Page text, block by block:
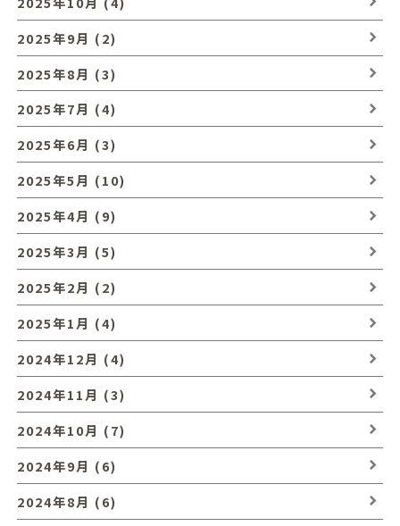
2025年9月 (2)
2025年8月 (3)
2025年7月 (4)
2025年6月 (3)
2025年5月 (10)
2025年4月 (9)
2025年3月 (5)
2025年2月 (2)
2025年1月 (4)
2024年12月 (4)
2024年11月 (3)
2024年10月 (7)
2024年9月 (6)
2024年8月 (6)